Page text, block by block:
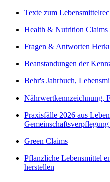
Texte zum
Health & Nutrition
Fragen & Antworten
Beanstandungen der
Behr's Jahrbuch,
Nährwertkennzeichnung,
Praxisfälle 2026 aus
Green Claims
Pflanzliche Lebensmittel
herstellen